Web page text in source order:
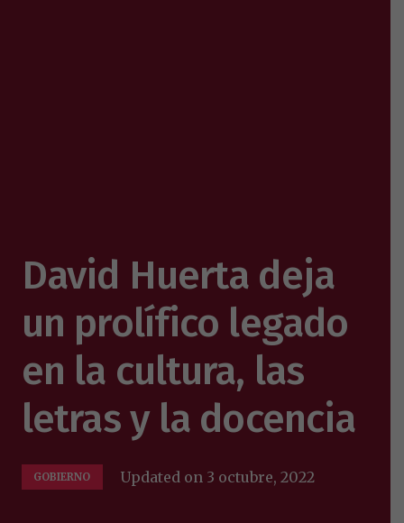
David Huerta deja
un prolífico legado
en la cultura, las
letras y la docencia
GOBIERNO Updated on 3 octubre, 2022